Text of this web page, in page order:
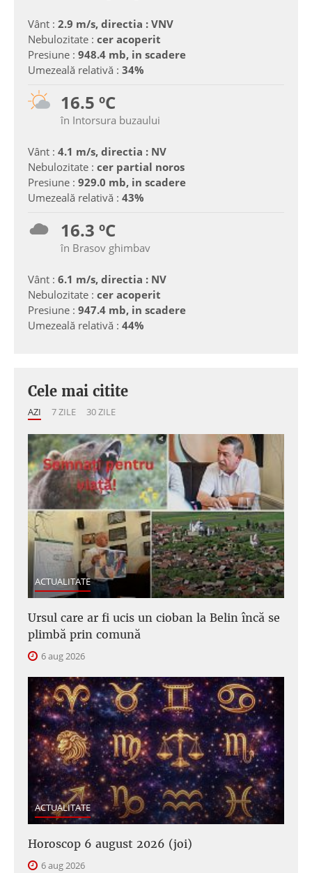
Vânt : 2.9 m/s, directia : VNV
Nebulozitate : cer acoperit
Presiune : 948.4 mb, in scadere
Umezeală relativă : 34%
16.5 ºC
în Intorsura buzaului
Vânt : 4.1 m/s, directia : NV
Nebulozitate : cer partial noros
Presiune : 929.0 mb, in scadere
Umezeală relativă : 43%
16.3 ºC
în Brasov ghimbav
Vânt : 6.1 m/s, directia : NV
Nebulozitate : cer acoperit
Presiune : 947.4 mb, in scadere
Umezeală relativă : 44%
Cele mai citite
AZI 7 ZILE 30 ZILE
ACTUALITATE
Ursul care ar fi ucis un cioban la Belin încă se
plimbă prin comună
6 aug 2026
ACTUALITATE
Horoscop 6 august 2026 (joi)
6 aug 2026